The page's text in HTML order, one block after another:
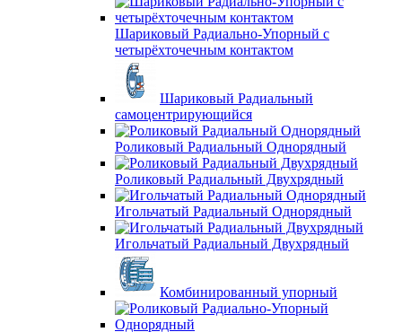
Шариковый Радиально-Упорный с
четырёхточечным контактом
Шариковый Радиальный
самоцентрирующийся
Роликовый Радиальный Однорядный
Роликовый Радиальный Двухрядный
Игольчатый Радиальный Однорядный
Игольчатый Радиальный Двухрядный
Комбинированный упорный